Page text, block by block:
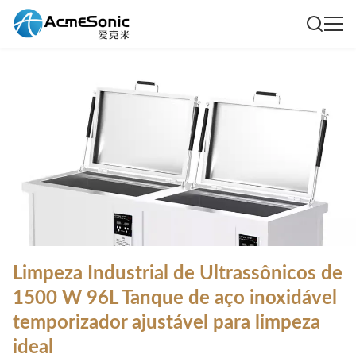
Limpeza Industrial de Ultrassônicos de
1500 W 96L Tanque de aço inoxidável
temporizador ajustável para limpeza
ideal